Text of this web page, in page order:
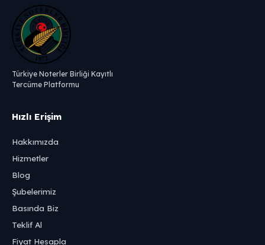
Türkiye Noterler Birliği Kayıtlı
Tercüme Platformu
Hızlı Erişim
Hakkımızda
Hizmetler
Blog
Şubelerimiz
Basında Biz
Teklif Al
Fiyat Hesapla